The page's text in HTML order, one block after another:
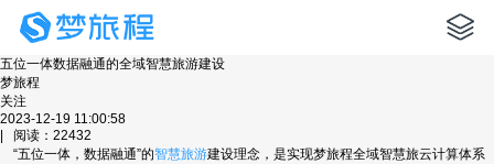
五位一体数据融通的全域智慧旅游建设
梦旅程
关注
2023-12-19 11:00:58
| 阅读：22432
“五位一体，数据融通”的智慧旅游建设理念，是实现梦旅程全域智慧旅云计算体系